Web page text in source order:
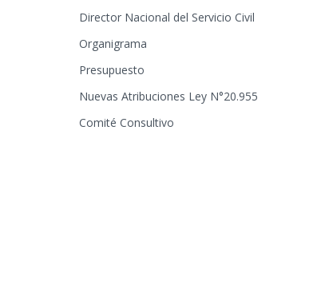
Director Nacional del Servicio Civil
Organigrama
Presupuesto
Nuevas Atribuciones Ley N°20.955
Comité Consultivo